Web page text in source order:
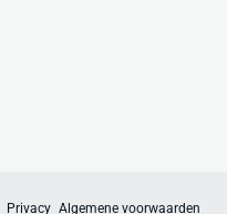
Privacy Algemene voorwaarden